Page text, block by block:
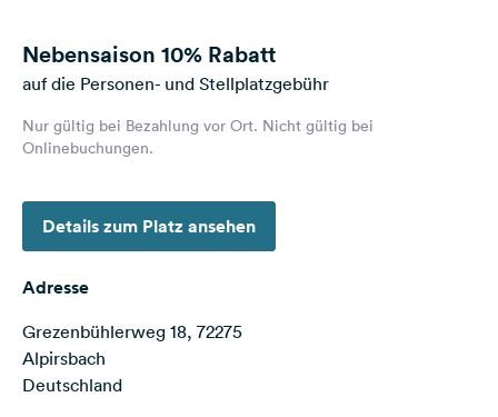
Fragen &
Feedback
Sprache:
Deutsch
Folge
uns
Social
Facebook
Nebensaison 10% Rabatt
auf die Personen- und Stellplatzgebühr
Nur gültig bei Bezahlung vor Ort. Nicht gültig bei
Onlinebuchungen.
Details zum Platz ansehen
Adresse
Grezenbühlerweg 18, 72275
Alpirsbach
Deutschland